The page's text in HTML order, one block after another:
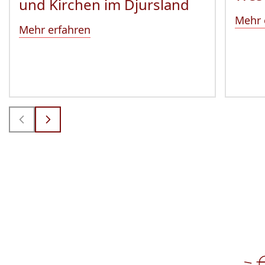
und Kirchen im Djursland
Mehr erfahren
Mehr